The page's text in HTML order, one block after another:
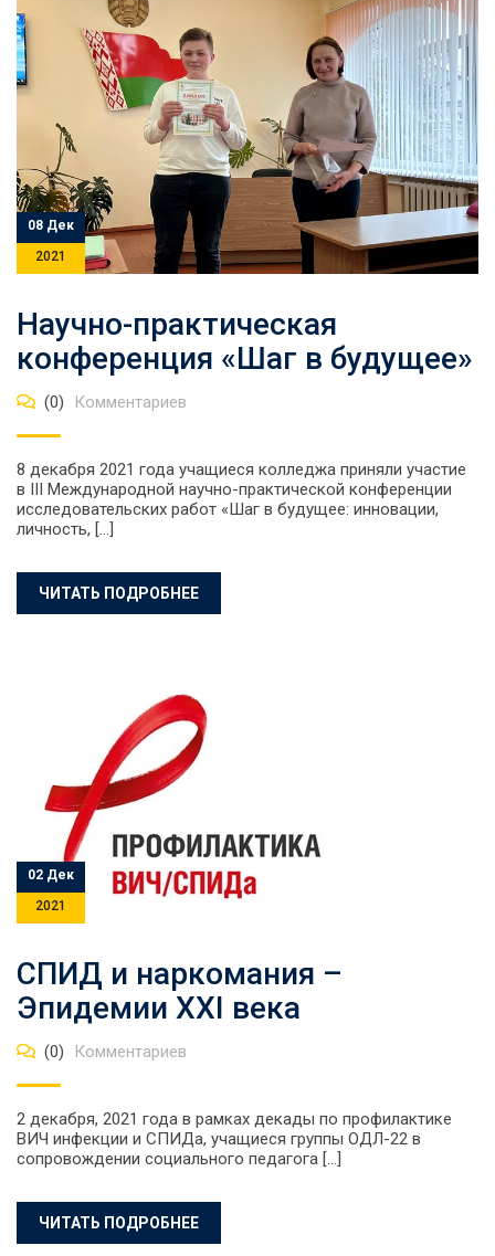
08 Дек
2021
Научно-практическая
конференция «Шаг в будущее»
(0) Комментариев
8 декабря 2021 года учащиеся колледжа приняли участие
в III Международной научно-практической конференции
исследовательских работ «Шаг в будущее: инновации,
личность, […]
ЧИТАТЬ ПОДРОБНЕЕ
02 Дек
2021
СПИД и наркомания –
Эпидемии XXI века
(0) Комментариев
2 декабря, 2021 года в рамках декады по профилактике
ВИЧ инфекции и СПИДа, учащиеся группы ОДЛ-22 в
сопровождении социального педагога […]
ЧИТАТЬ ПОДРОБНЕЕ